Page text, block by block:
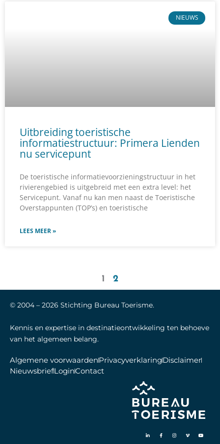
NIEUWS
Uitbreiding toeristische
informatiestructuur: Primera Lienden
nu servicepunt
De toeristische informatievoorzieningstructuur in het
rivierengebied is uitgebreid met een extra level: het
Servicepunt. Vanaf nu kan men naast de Toeristische
Overstappunten (TOP’s) en toeristische
LEES MEER »
1 2
© 2004 – 2026 Stichting Bureau Toerisme.
Kennis en expertise in destinatieontwikkeling ten behoeve
van het algemeen belang.
Algemene voorwaardenPrivacyverklaringDisclaimer
NieuwsbriefLoginContact
i a n i o